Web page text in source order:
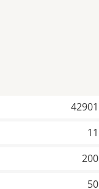
42901
11
200
50